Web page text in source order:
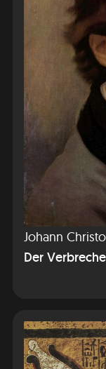
Der
Johann